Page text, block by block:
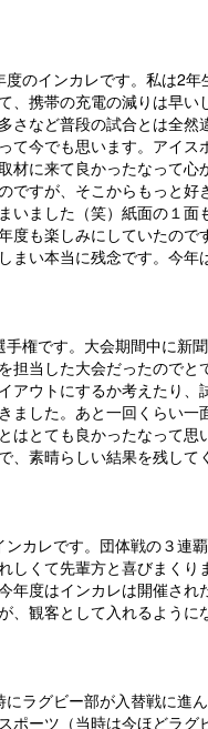
のインカレです。私は2
、携帯の充電の減りは早
さなど普段の試合とは全然
て今でも思います。アイ
材に来て良かったなって
ですが、そこからもっと好
いました（笑）紙面の１
度も楽しみにしていたの
まい本当に残念です。今年
権です。大会期間中に新
担当した大会だったのでと
アウトにするか考えたり、
ました。あと一回くらい
はとても良かったなって
、素晴らしい結果を残し
カレです。団体戦の３連
しくて先輩方と喜びまく
年度はインカレは開催され
、観客として入れるよう
ラグビー部が入替戦に進
ポーツ（当時は今ほどラ